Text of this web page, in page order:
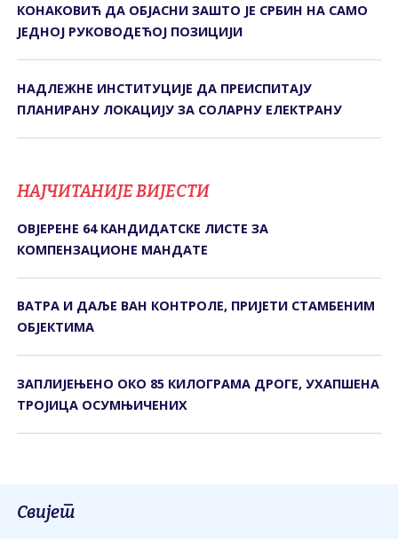
КОНАКОВИЋ ДА ОБЈАСНИ ЗАШТО ЈЕ СРБИН НА САМО
ЈЕДНОЈ РУКОВОДЕЋОЈ ПОЗИЦИЈИ
НАДЛЕЖНЕ ИНСТИТУЦИЈЕ ДА ПРЕИСПИТАЈУ
ПЛАНИРАНУ ЛОКАЦИЈУ ЗА СОЛАРНУ ЕЛЕКТРАНУ
НАЈЧИТАНИЈЕ ВИЈЕСТИ
ОВЈЕРЕНЕ 64 КАНДИДАТСКЕ ЛИСТЕ ЗА
КОМПЕНЗАЦИОНЕ МАНДАТЕ
ВАТРА И ДАЉЕ ВАН КОНТРОЛЕ, ПРИЈЕТИ СТАМБЕНИМ
ОБЈЕКТИМА
ЗАПЛИЈЕЊЕНО ОКО 85 КИЛОГРАМА ДРОГЕ, УХАПШЕНА
ТРОЈИЦА ОСУМЊИЧЕНИХ
Свијет